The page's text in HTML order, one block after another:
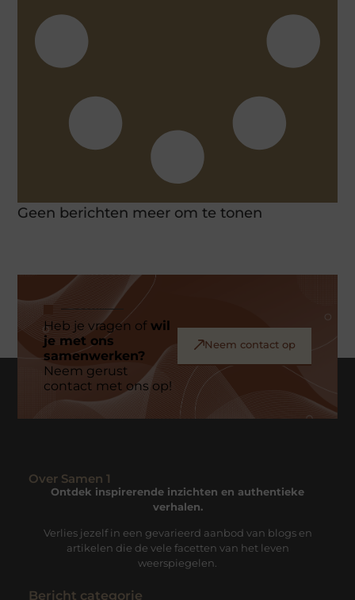
Geen berichten meer om te tonen
Heb je vragen ofwil
je met ons
samenwerken?
Neem gerust
contact met ons op!
Neem contact op
Over Samen 1
Ontdek inspirerende inzichten en authentieke
verhalen.
Verlies jezelf in een gevarieerd aanbod van blogs en
artikelen die de vele facetten van het leven
weerspiegelen.
Bericht categorie